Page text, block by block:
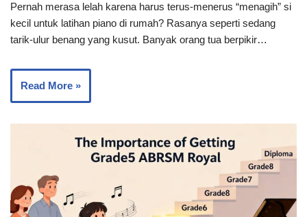
Pernah merasa lelah karena harus terus-menerus “menagih” si
kecil untuk latihan piano di rumah? Rasanya seperti sedang
tarik-ulur benang yang kusut. Banyak orang tua berpikir…
Read More »